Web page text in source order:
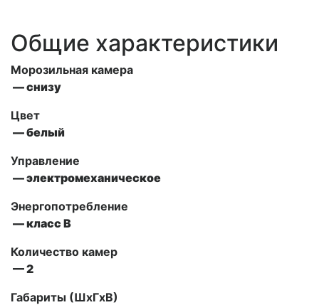
Общие характеристики
Морозильная камера
— снизу
Цвет
— белый
Управление
— электромеханическое
Энергопотребление
— класс В
Количество камер
— 2
Габариты (ШxГxВ)